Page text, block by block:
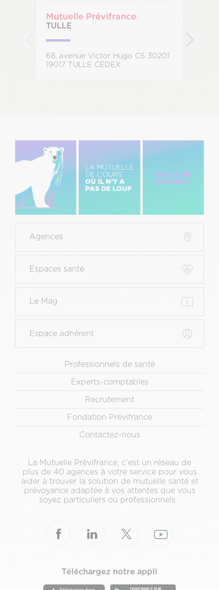
Mutuelle Prévifrance
TULLE
68, avenue Victor Hugo CS 30201
19017 TULLE CEDEX
gauche
Pied
page
principal
Agences
Espaces santé
Le Mag
Espace adhérent
Professionnels de santé
Experts-comptables
Recrutement
Fondation Prévifrance
Contactez-nous
La Mutuelle Prévifrance, c’est un réseau de
plus de 40 agences à votre service pour vous
aider à trouver la solution de mutuelle santé et
prévoyance adaptée à vos attentes que vous
soyez particuliers ou professionnels.
Téléchargez notre appli